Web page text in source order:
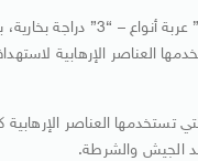
-حرق وتدمير “15” عربة أنواع –
العناصر الإرهابية
والتي تستخدمها العناصر
الجيش والشرطة.